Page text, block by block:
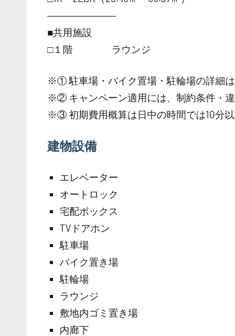
―――――――
■共用施設
□１階 ラウンジ
※① 駐車場・バイク置場・駐輪場の詳細は
※② キャンペーン適用には、制約条件・違
※③ 初期費用概算は日中の時間では10分以
建物設備
エレベーター
オートロック
宅配ボックス
TVドアホン
駐車場
バイク置き場
駐輪場
ラウンジ
敷地内ゴミ置き場
内廊下